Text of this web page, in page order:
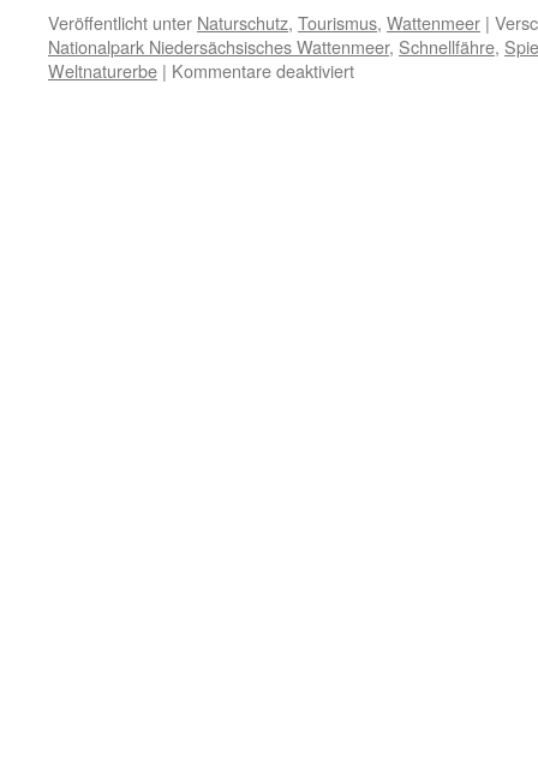
Veröffentlicht unter Naturschutz, Tourismus, Wattenmeer |
Nationalpark Niedersächsisches Wattenmeer, Schnellfähre,
Weltnaturerbe | Kommentare deaktiviertfür